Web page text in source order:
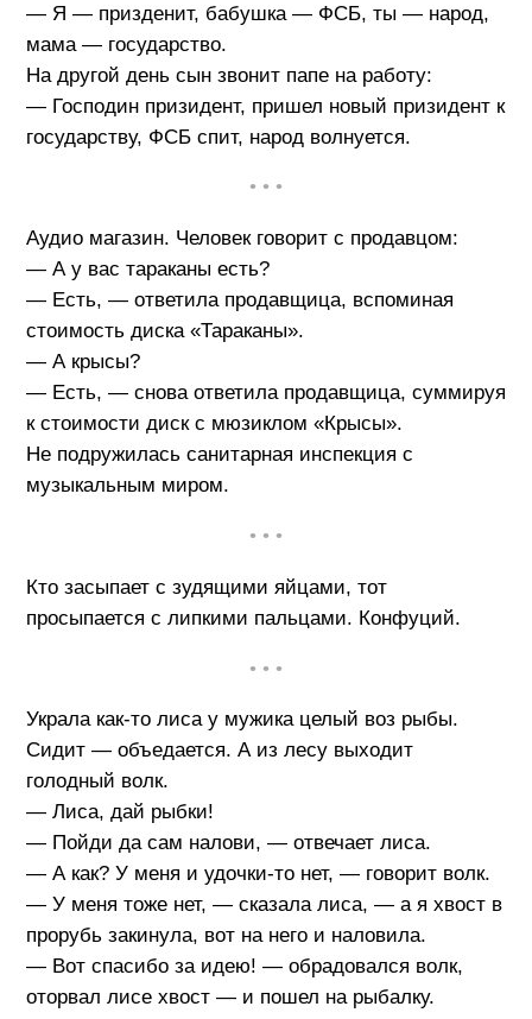
— Я — призденит, бабушка — ФСБ, ты — народ,
мама — государство.
На другой день сын звонит папе на работу:
— Господин призидент, пришел новый призидент к
государству, ФСБ спит, народ волнуется.
• • •
Аудио магазин. Человек говорит с продавцом:
— А у вас тараканы есть?
— Есть, — ответила продавщица, вспоминая
стоимость диска «Тараканы».
— А крысы?
— Есть, — снова ответила продавщица, суммируя
к стоимости диск с мюзиклом «Крысы».
Не подружилась санитарная инспекция с
музыкальным миром.
• • •
Кто засыпает с зудящими яйцами, тот
просыпается с липкими пальцами. Конфуций.
• • •
Украла как-то лиса у мужика целый воз рыбы.
Сидит — объедается. А из лесу выходит
голодный волк.
— Лиса, дай рыбки!
— Пойди да сам налови, — отвечает лиса.
— А как? У меня и удочки-то нет, — говорит волк.
— У меня тоже нет, — сказала лиса, — а я хвост в
прорубь закинула, вот на него и наловила.
— Вот спасибо за идею! — обрадовался волк,
оторвал лисе хвост — и пошел на рыбалку.